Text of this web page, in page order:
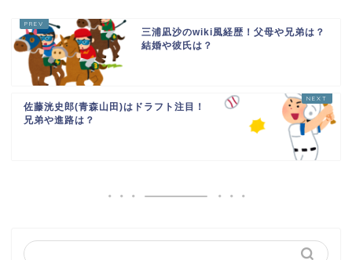
三浦凪沙のwiki風経歴！父母や兄弟は？
結婚や彼氏は？
佐藤洸史郎(青森山田)はドラフト注目！
兄弟や進路は？